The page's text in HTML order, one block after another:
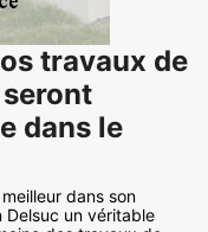
travaux de
dans le
dans son
Delsuc un véritable